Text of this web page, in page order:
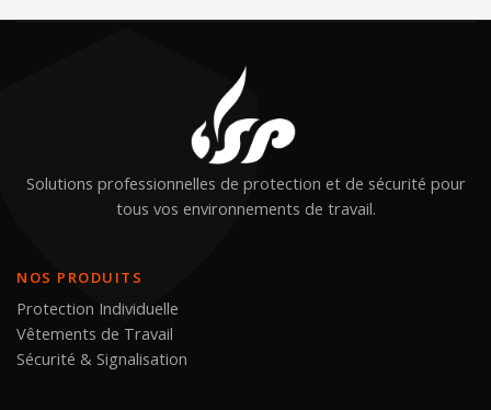
Solutions professionnelles de protection et de sécurité pour
tous vos environnements de travail.
NOS PRODUITS
Protection Individuelle
Vêtements de Travail
Sécurité & Signalisation